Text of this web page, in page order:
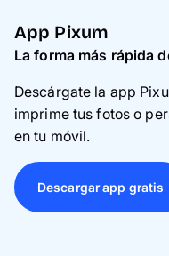
App Pixum
La forma más rápida
Descárgate la app
imprime tus fotos o
en tu móvil.
Descargar app gratis